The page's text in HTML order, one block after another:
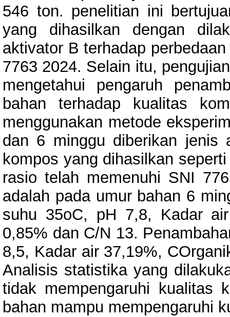
546 ton. penelitian ini
yang dihasilkan dengan
aktivator B terhadap
7763 2024. Selain itu,
mengetahui pengaruh
bahan terhadap kualitas
menggunakan metode
dan 6 minggu diberikan jenis
kompos yang dihasilkan
rasio telah memenuhi SNI
adalah pada umur bahan 6
suhu 35oC, pH 7,8, Kadar
0,85% dan C/N 13.
8,5, Kadar air 37,19%,
Analisis statistika yang
tidak mempengaruhi kualitas
bahan mampu mempengaruhi